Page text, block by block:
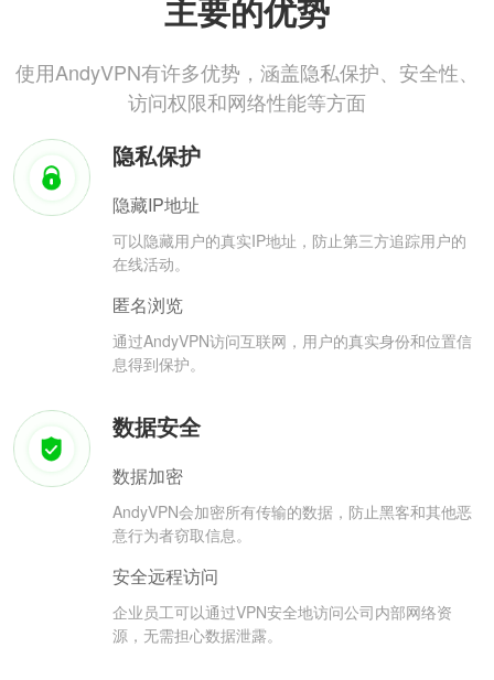
主要的优势
使用AndyVPN有许多优势，涵盖隐私保护、安全性、
访问权限和网络性能等方面
隐私保护
隐藏IP地址
可以隐藏用户的真实IP地址，防止第三方追踪用户的
在线活动。
匿名浏览
通过AndyVPN访问互联网，用户的真实身份和位置信
息得到保护。
数据安全
数据加密
AndyVPN会加密所有传输的数据，防止黑客和其他恶
意行为者窃取信息。
安全远程访问
企业员工可以通过VPN安全地访问公司内部网络资
源，无需担心数据泄露。